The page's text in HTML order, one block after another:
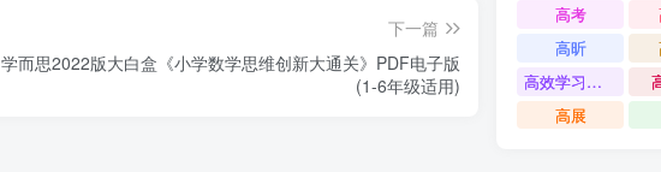
下一篇
学而思2022版大白盒《小学数学思维创新大通关》PDF电子版
(1-6年级适用)
高考
高昕
高效学习方法课
高展